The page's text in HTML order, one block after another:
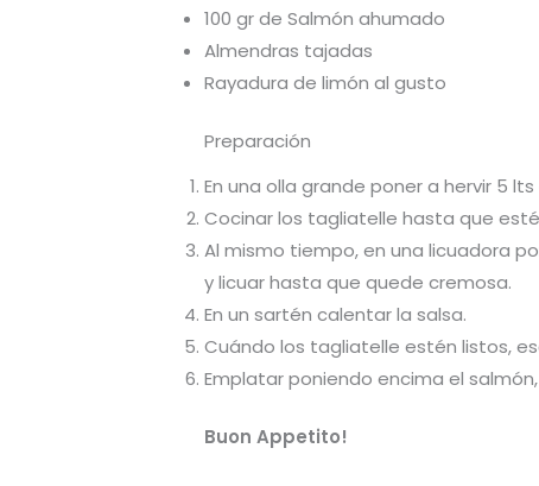
100 gr de Salmón ahumado
Almendras tajadas
Rayadura de limón al gusto
Preparación
En una olla grande poner a hervir 5
Cocinar los tagliatelle hasta que
Al mismo tiempo, en una licuadora
y licuar hasta que quede cremosa.
En un sartén calentar la salsa.
Cuándo los tagliatelle estén listos,
Emplatar poniendo encima el
Buon Appetito!